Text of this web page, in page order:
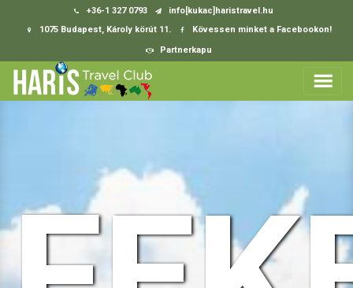
+36-1 327 0793
info[kukac]haristravel.hu
1075 Budapest, Károly körút 11.
Kövessen minket a Facebookon!
Partnerkapu